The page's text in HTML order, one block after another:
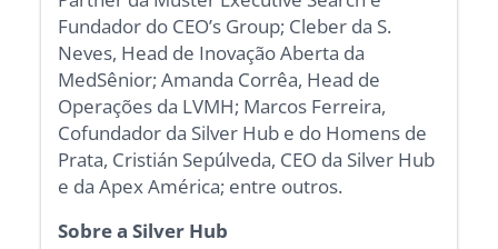
Fundador do CEO’s Group; Cleber da S.
Neves, Head de Inovação Aberta da
MedSênior; Amanda Corrêa, Head de
Operações da LVMH; Marcos Ferreira,
Cofundador da Silver Hub e do Homens de
Prata, Cristián Sepúlveda, CEO da Silver Hub
e da Apex América; entre outros.
Sobre a Silver Hub